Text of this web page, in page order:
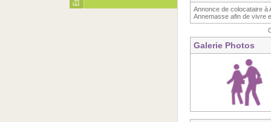
Annonce de colocataire à
Annemasse afin de vivre
Galerie Photos